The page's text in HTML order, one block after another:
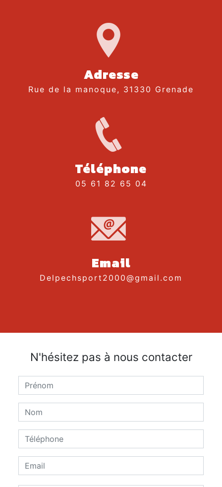
Adresse
Rue de la manoque, 31330 Grenade
Téléphone
05 61 82 65 04
Email
delpechsport2000@gmail.com
N'hésitez pas à nous contacter